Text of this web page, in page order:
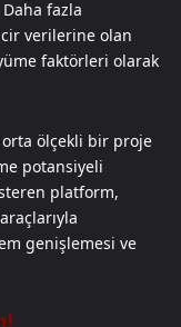
fazla
verilerine olan
faktörleri olarak
orta ölçekli bir proje
potansiyeli
platform,
genişlemesi ve